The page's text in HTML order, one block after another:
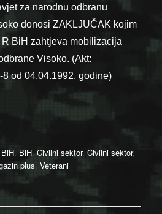
za narodnu odbranu
donosi ZAKLJUČAK kojim
BiH zahtjeva mobilizacija
Visoko. (Akt:
8 od 04.04.1992. godine)
se ne zaboravi: 4. april 1992. u
, BiH,Civilni sektor,Civilni sektor,
plus,Veterani